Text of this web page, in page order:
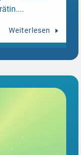
Weiterlesen